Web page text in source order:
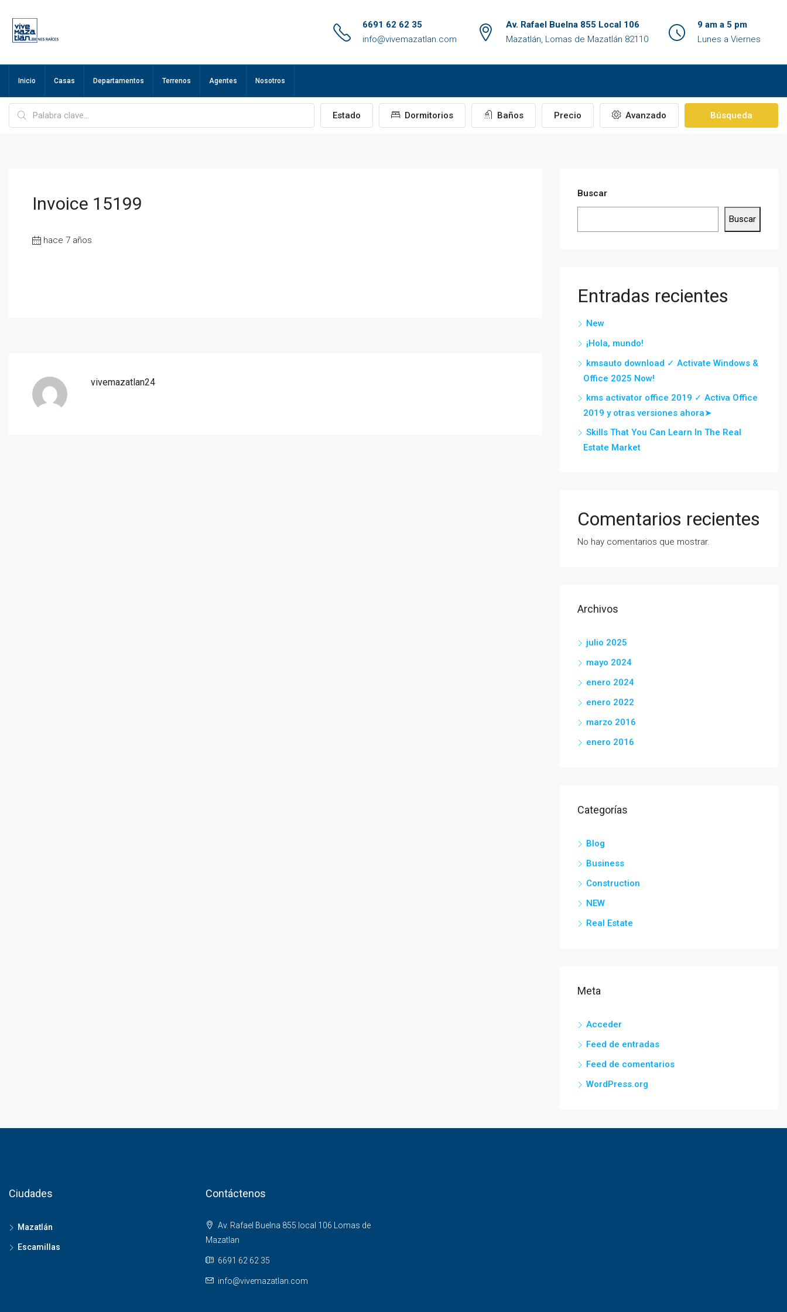
6691 62 62 35
info@vivemazatlan.com
Av. Rafael Buelna 855 Local 106
Mazatlán, Lomas de Mazatlán 82110
9 am a 5 pm
Lunes a Viernes
Inicio Casas Departamentos Terrenos Agentes Nosotros
Estado Dormitorios Baños Precio Avanzado Búsqueda
Invoice 15199
hace 7 años
vivemazatlan24
Buscar
Buscar
Entradas recientes
New
¡Hola, mundo!
kmsauto download ✓ Activate Windows &
Office 2025 Now!
kms activator office 2019 ✓ Activa Office
2019 y otras versiones ahora➤
Skills That You Can Learn In The Real
Estate Market
Comentarios recientes
No hay comentarios que mostrar.
Archivos
julio 2025
mayo 2024
enero 2024
enero 2022
marzo 2016
enero 2016
Categorías
Blog
Business
Construction
NEW
Real Estate
Meta
Acceder
Feed de entradas
Feed de comentarios
WordPress.org
Ciudades
Mazatlán
Escamillas
Contáctenos
Av. Rafael Buelna 855 local 106 Lomas de
Mazatlan
6691 62 62 35
info@vivemazatlan.com